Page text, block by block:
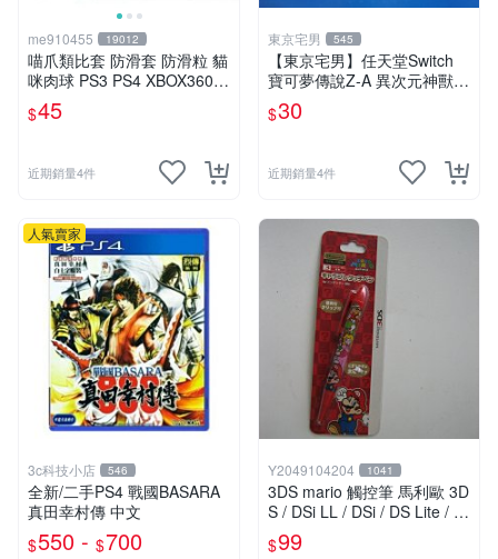
me910455 19012
喵爪類比套 防滑套 防滑粒 貓
咪肉球 PS3 PS4 XBOX360 X
BOX ONE PS2 通用 有現貨
顏色隨機
$45
近期銷量4件
東京宅男 545
【東京宅男】任天堂Switch
寶可夢傳說Z-A 異次元神獸
色違 拉帝亞斯
$30
近期銷量4件
人氣賣家
3c科技小店 546
全新/二手PS4 戰國BASARA
真田幸村傳 中文
$550 - $700
Y2049104204 1041
3DS mario 觸控筆 馬利歐 3D
S / DSi LL / DSi / DS Lite / D
S 都適用
$99